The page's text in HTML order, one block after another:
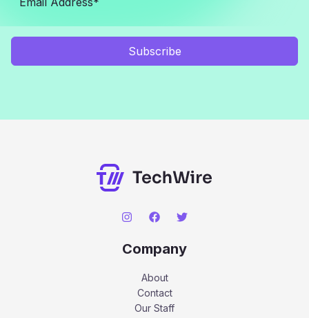
Subscribe
Company
About
Contact
Our Staff